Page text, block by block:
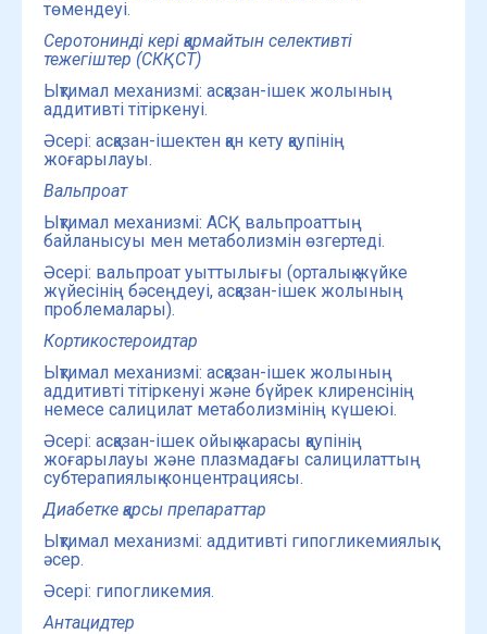
төмендеуі.
Серотонинді кері қармайтын селективті
тежегіштер (СКҚСТ)
Ықтимал механизмі: асқазан-ішек жолының
аддитивті тітіркенуі.
Әсері: асқазан-ішектен қан кету қаупінің
жоғарылауы.
Вальпроат
Ықтимал механизмі: АСҚ вальпроаттың
байланысуы мен метаболизмін өзгертеді.
Әсері: вальпроат уыттылығы (орталық жүйке
жүйесінің бәсеңдеуі, асқазан-ішек жолының
проблемалары).
Кортикостероидтар
Ықтимал механизмі: асқазан-ішек жолының
аддитивті тітіркенуі және бүйрек клиренсінің
немесе салицилат метаболизмінің күшеюі.
Әсері: асқазан-ішек ойық жарасы қаупінің
жоғарылауы және плазмадағы салицилаттың
субтерапиялық концентрациясы.
Диабетке қарсы препараттар
Ықтимал механизмі: аддитивті гипогликемиялық
әсер.
Әсері: гипогликемия.
Антацидтер